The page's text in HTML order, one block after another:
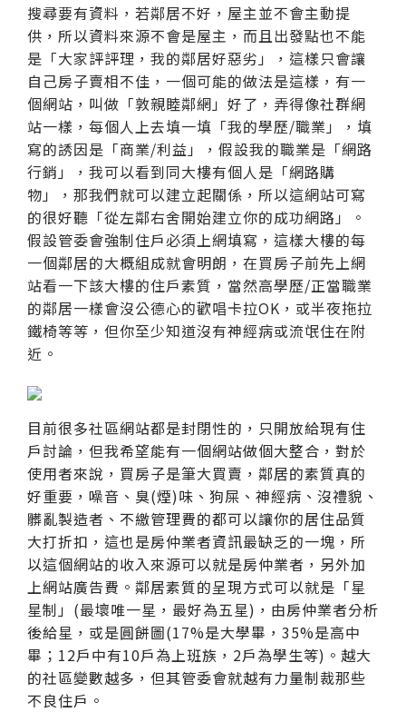
搜尋要有資料，若鄰居不好，屋主並不會主動提
供，所以資料來源不會是屋主，而且出發點也不能
是「大家評評理，我的鄰居好惡劣」，這樣只會讓
自己房子賣相不佳，一個可能的做法是這樣，有一
個網站，叫做「敦親睦鄰網」好了，弄得像社群網
站一樣，每個人上去填一填「我的學歷/職業」，填
寫的誘因是「商業/利益」，假設我的職業是「網路
行銷」，我可以看到同大樓有個人是「網路購
物」，那我們就可以建立起關係，所以這網站可寫
的很好聽「從左鄰右舍開始建立你的成功網路」。
假設管委會強制住戶必須上網填寫，這樣大樓的每
一個鄰居的大概組成就會明朗，在買房子前先上網
站看一下該大樓的住戶素質，當然高學歷/正當職業
的鄰居一樣會沒公德心的歡唱卡拉OK，或半夜拖拉
鐵椅等等，但你至少知道沒有神經病或流氓住在附
近。
目前很多社區網站都是封閉性的，只開放給現有住
戶討論，但我希望能有一個網站做個大整合，對於
使用者來說，買房子是筆大買賣，鄰居的素質真的
好重要，噪音、臭(煙)味、狗屎、神經病、沒禮貌、
髒亂製造者、不繳管理費的都可以讓你的居住品質
大打折扣，這也是房仲業者資訊最缺乏的一塊，所
以這個網站的收入來源可以就是房仲業者，另外加
上網站廣告費。鄰居素質的呈現方式可以就是「星
星制」(最壞唯一星，最好為五星)，由房仲業者分析
後給星，或是圓餅圖(17%是大學畢，35%是高中
畢；12戶中有10戶為上班族，2戶為學生等)。越大
的社區變數越多，但其管委會就越有力量制裁那些
不良住戶。